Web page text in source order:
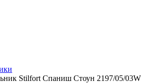
Stilfort Спаниш Стоун 2197/05/03W